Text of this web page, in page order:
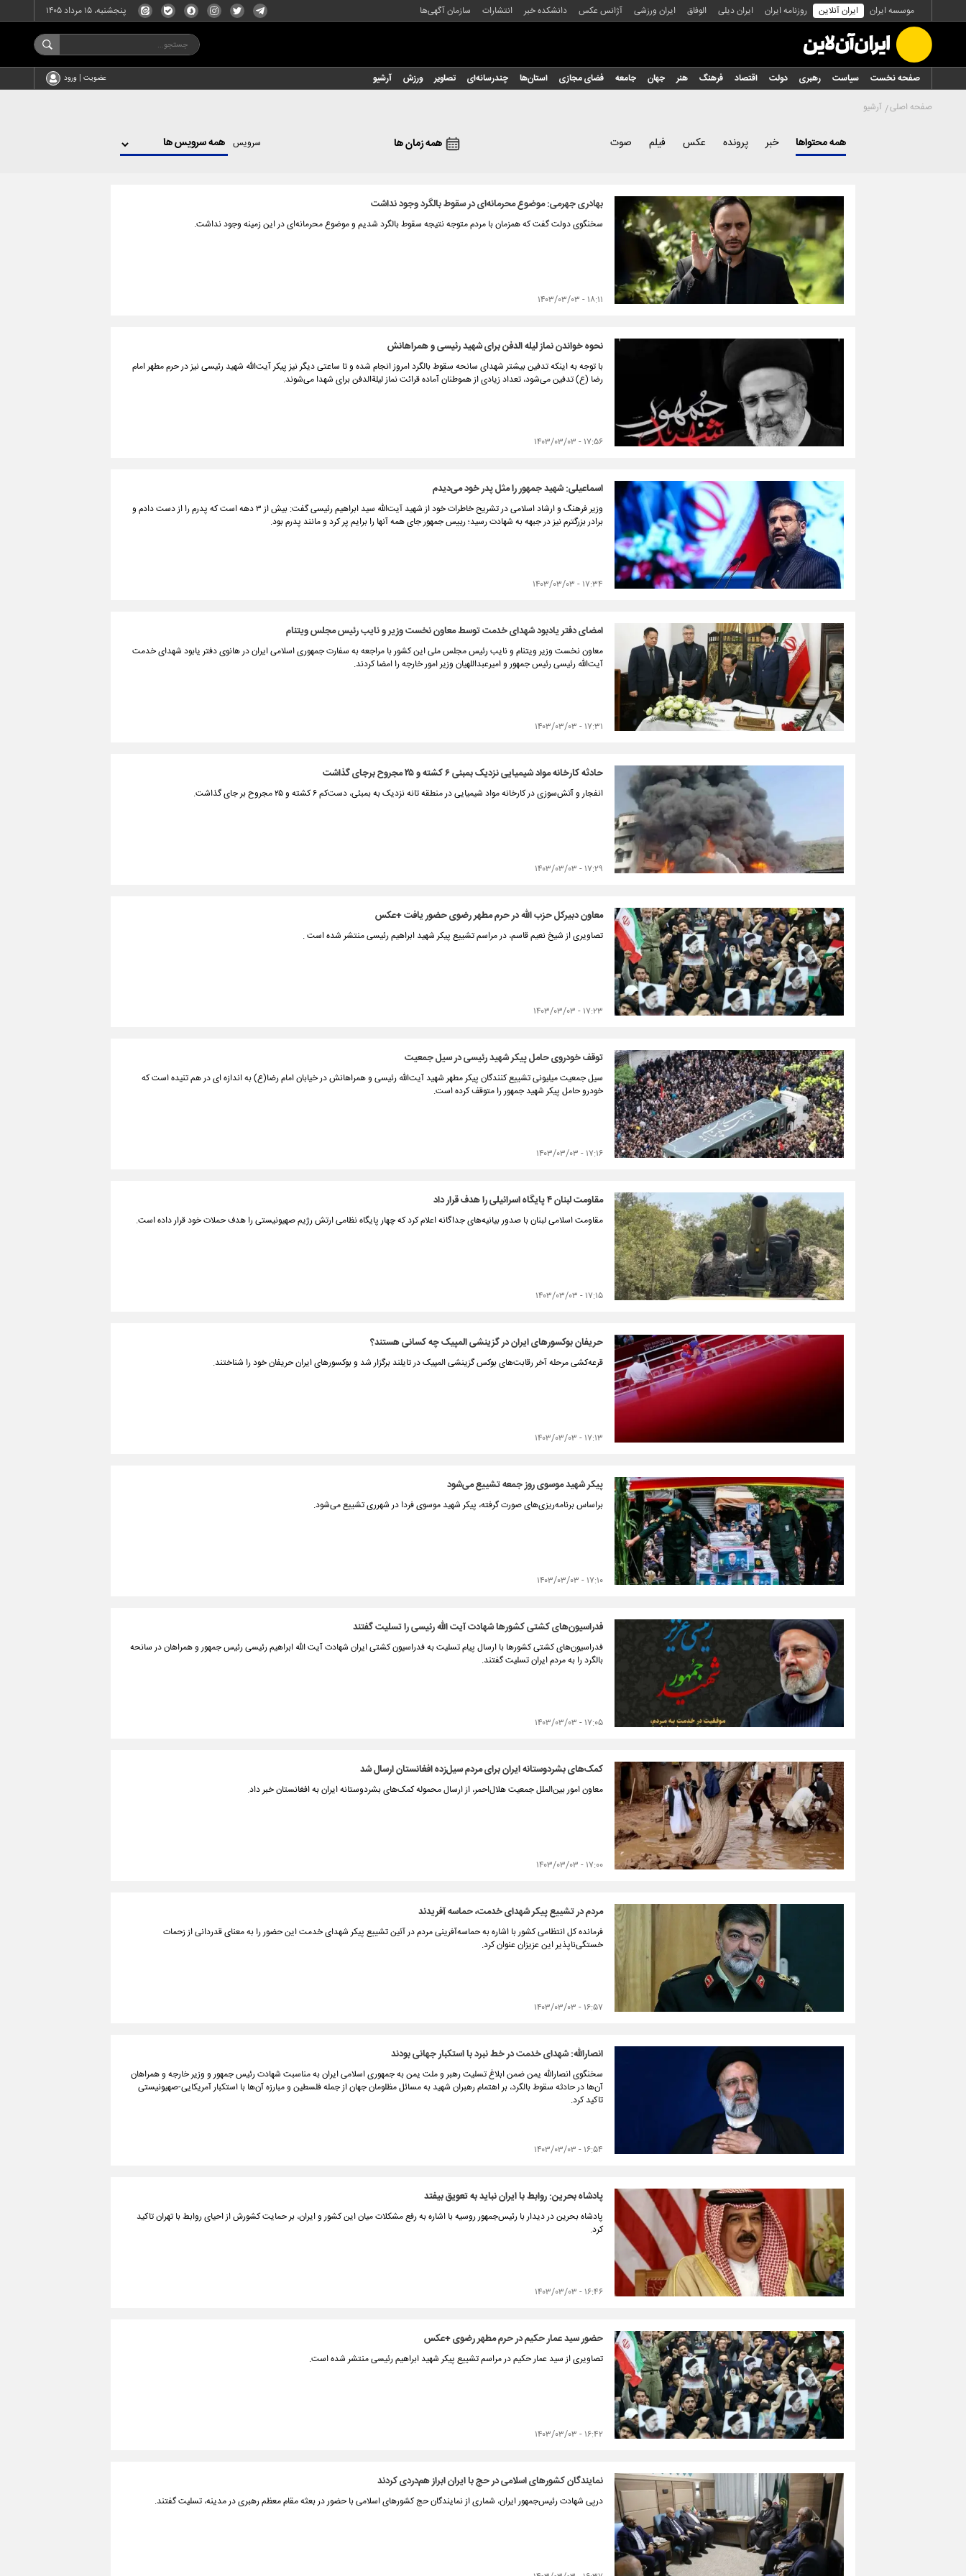
موسسه ایران ایران آنلاین روزنامه ایران ایران دیلی الوفاق ایران ورزشی آژانس عکس دانشکده خبر انتشارات سازمان آگهی‌ها پنجشنبه، ۱۵ مرداد ۱۴۰۵
صفحه نخست سیاست رهبری دولت اقتصاد فرهنگ هنر جهان جامعه فضای مجازی استان‌ها چندرسانه‌ای تصاویر ورزش آرشیو عضویت | ورود
صفحه اصلی آرشیو
همه محتواها خبر پرونده عکس فیلم صوت همه زمان ها سرویس
بهادری جهرمی: موضوع محرمانه‌ای در سقوط بالگرد وجود نداشت
سخنگوی دولت گفت که همزمان با مردم متوجه نتیجه سقوط بالگرد شدیم و موضوع محرمانه‌ای در این زمینه وجود نداشت.
۱۸:۱۱ - ۱۴۰۳/۰۳/۰۳
نحوه خواندن نماز لیله الدفن برای شهید رئیسی و همراهانش
با توجه به اینکه تدفین بیشتر شهدای سانحه سقوط بالگرد امروز انجام شده و تا ساعتی دیگر نیز پیکر آیت‌الله شهید رئیسی نیز در حرم مطهر امام
رضا (ع) تدفین می‌شود، تعداد زیادی از هموطنان آماده قرائت نماز لیلة‌الدفن برای شهدا می‌شوند.
۱۷:۵۶ - ۱۴۰۳/۰۳/۰۳
اسماعیلی: شهید جمهور را مثل پدر خود می‌دیدم
وزیر فرهنگ و ارشاد اسلامی در تشریح خاطرات خود از شهید آیت‌الله سید ابراهیم رئیسی گفت: بیش از ۳ دهه است که پدرم را از دست دادم و
برادر بزرگترم نیز در جبهه به شهادت رسید؛ رییس جمهور جای همه آنها را برایم پر کرد و مانند پدرم بود.
۱۷:۳۴ - ۱۴۰۳/۰۳/۰۳
امضای دفتر یادبود شهدای خدمت توسط معاون نخست وزیر و نایب رئیس مجلس ویتنام
معاون نخست وزیر ویتنام و نایب رئیس مجلس ملی این کشور با مراجعه به سفارت جمهوری اسلامی ایران در هانوی دفتر یابود شهدای خدمت
آیت‌الله رئیسی رئیس جمهور و امیرعبداللهیان وزیر امور خارجه را امضا کردند.
۱۷:۳۱ - ۱۴۰۳/۰۳/۰۳
حادثه کارخانه مواد شیمیایی نزدیک بمبئی ۶ کشته و ۲۵ مجروح برجای گذاشت
انفجار و آتش‌سوزی در کارخانه مواد شیمیایی در منطقه تانه نزدیک به بمبئی، دست‌کم ۶ کشته و ۲۵ مجروح بر جای گذاشت.
۱۷:۲۹ - ۱۴۰۳/۰۳/۰۳
معاون دبیرکل حزب الله در حرم مطهر رضوی حضور یافت +عکس
تصاویری از شیخ نعیم قاسم، در مراسم تشییع پیکر شهید ابراهیم رئیسی منتشر شده است .
۱۷:۲۳ - ۱۴۰۳/۰۳/۰۳
توقف خودروی حامل پیکر شهید رئیسی در سیل جمعیت
سیل جمعیت میلیونی تشییع کنندگان پیکر مطهر شهید آیت‌الله رئیسی و همراهانش در خیابان امام رضا(ع) به اندازه ای در هم تنیده است که
خودرو حامل پیکر شهید جمهور را متوقف کرده است.
۱۷:۱۶ - ۱۴۰۳/۰۳/۰۳
مقاومت لبنان ۴ پایگاه اسرائیلی را هدف قرار داد
مقاومت اسلامی لبنان با صدور بیانیه‌‌های جداگانه اعلام کرد که چهار پایگاه‌ نظامی ارتش رژیم صهیونیستی را هدف حملات خود قرار داده است.
۱۷:۱۵ - ۱۴۰۳/۰۳/۰۳
حریفان بوکسورهای ایران در گزینشی المپیک چه کسانی هستند؟
قرعه‌کشی مرحله آخر رقابت‌های بوکس گزینشی المپیک در تایلند برگزار شد و بوکسورهای ایران حریفان خود را شناختند.
۱۷:۱۳ - ۱۴۰۳/۰۳/۰۳
پیکر شهید موسوی روز جمعه تشییع می‌شود
براساس برنامه‌ریزی‌های صورت گرفته، پیکر شهید موسوی فردا در شهرری تشییع می‌شود.
۱۷:۱۰ - ۱۴۰۳/۰۳/۰۳
فدراسیون‌های کشتی کشورها شهادت آیت الله رئیسی را تسلیت گفتند
فدراسیون‌های کشتی کشورها با ارسال پیام تسلیت به فدراسیون کشتی ایران شهادت آیت‌ الله ابراهیم رئیسی رئیس جمهور و همراهان در سانحه
بالگرد را به مردم ایران تسلیت گفتند.
۱۷:۰۵ - ۱۴۰۳/۰۳/۰۳
کمک‌های بشردوستانه ایران برای مردم سیل‌زده افغانستان ارسال شد
معاون امور بین‌الملل جمعیت هلال‌احمر، از ارسال محموله کمک‌های بشردوستانه ایران به افغانستان خبر داد.
۱۷:۰۰ - ۱۴۰۳/۰۳/۰۳
مردم در تشییع پیکر شهدای خدمت، حماسه آفریدند
فرمانده کل انتظامی کشور با اشاره به حماسه‌آفرینی مردم در آئین تشییع پیکر شهدای خدمت این حضور را به معنای قدردانی از زحمات
خستگی‌ناپذیر این عزیزان عنوان کرد.
۱۶:۵۷ - ۱۴۰۳/۰۳/۰۳
انصارالله: شهدای خدمت در خط نبرد با استکبار جهانی بودند
سخنگوی انصارالله یمن ضمن ابلاغ تسلیت رهبر و ملت یمن به جمهوری اسلامی ایران به مناسبت شهادت رئیس جمهور و وزیر خارجه و همراهان
آن‌ها در حادثه سقوط بالگرد، بر اهتمام رهبران شهید به مسائل مظلومان جهان از جمله فلسطین و مبارزه آن‌ها با استکبار آمریکایی-صهیونیستی
تاکید کرد.
۱۶:۵۴ - ۱۴۰۳/۰۳/۰۳
پادشاه بحرین: روابط با ایران نباید به تعویق بیفتد
پادشاه بحرین در دیدار با رئیس‌جمهور روسیه با اشاره به رفع مشکلات میان این کشور و ایران، بر حمایت کشورش از احیای روابط با تهران تاکید
کرد.
۱۶:۴۶ - ۱۴۰۳/۰۳/۰۳
حضور سید عمار حکیم در حرم مطهر رضوی +عکس
تصاویری از سید عمار حکیم در مراسم تشییع پیکر شهید ابراهیم رئیسی منتشر شده است.
۱۶:۴۲ - ۱۴۰۳/۰۳/۰۳
نمایندگان کشورهای اسلامی در حج با ایران ابراز هم‌دردی کردند
درپی شهادت رئیس‌جمهور ایران، شماری از نمایندگان حج کشورهای اسلامی با حضور در بعثه مقام معظم رهبری در مدینه، تسلیت گفتند.